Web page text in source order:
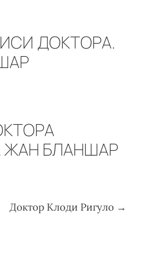
ДОКТОРА.
ЖАН БЛАНШАР
Доктор Клоди Ригуло →